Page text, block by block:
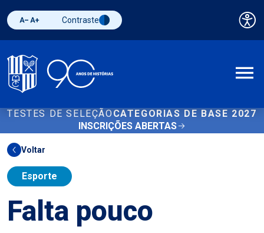
Diminuir fonte
Aumentar fonteAlternar contraste
Contraste
TESTES DE SELEÇÃO CATEGORIAS DE BASE 2027
INSCRIÇÕES ABERTAS
Voltar
Esporte
Falta pouco